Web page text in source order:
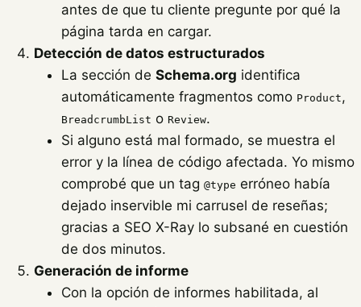
antes de que tu cliente pregunte por qué la
página tarda en cargar.
Detección de datos estructurados
La sección de Schema.org identifica
automáticamente fragmentos como Product,
BreadcrumbList o Review.
Si alguno está mal formado, se muestra el
error y la línea de código afectada. Yo mismo
comprobé que un tag @type erróneo había
dejado inservible mi carrusel de reseñas;
gracias a SEO X-Ray lo subsané en cuestión
de dos minutos.
Generación de informe
Con la opción de informes habilitada, al